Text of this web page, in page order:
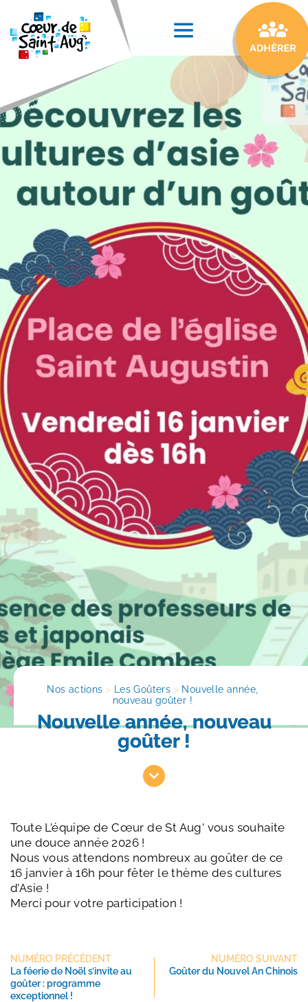
Nos actions > Les Goûters > Nouvelle année,
nouveau goûter !
Nouvelle année, nouveau
goûter !
Toute L’équipe de Cœur de St Aug' vous souhaite
une douce année 2026 !
Nous vous attendons nombreux au goûter de ce
16 janvier à 16h pour fêter le thème des cultures
d’Asie !
Merci pour votre participation !
NUMÉRO PRÉCÉDENT
NUMÉRO SUIVANT
La féerie de Noël s’invite au
goûter : programme
exceptionnel !
Goûter du Nouvel An Chinois